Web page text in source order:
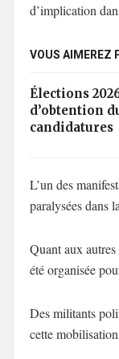
d’implication
VOUS AIMEREZ
Élections
d’obtention
candidatures
L’un des
paralysées dans
Quant aux
été organisée
Des militants
cette